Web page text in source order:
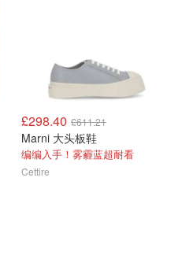
£298.40 £611.21
Marni 大头板鞋
编编入手！雾霾蓝超耐看
Cettire